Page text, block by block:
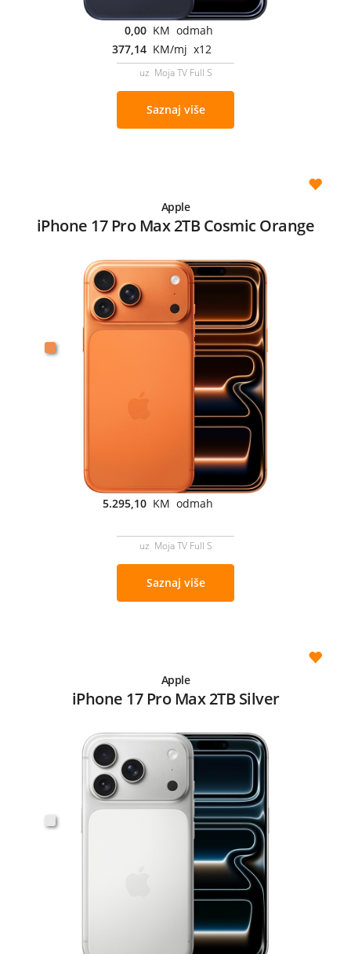
0,00 KM odmah
377,14 KM/mj x12
uz Moja TV Full S
Saznaj više
Apple
iPhone 17 Pro Max 2TB Cosmic Orange
5.295,10 KM odmah
uz Moja TV Full S
Saznaj više
Apple
iPhone 17 Pro Max 2TB Silver